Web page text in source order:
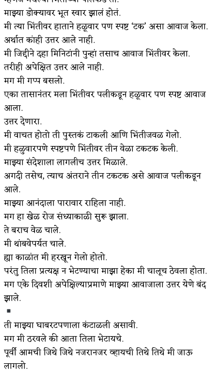
माझ्या डोक्यावर भूत स्वार झालं होतं.
मी त्या भिंतीवर हाताने हळूवार पण स्पष्ट ‘टक’ असा आवाज केला.
अर्थात कांही उत्तर आले नाही.
मी जिद्दीने दहा मिनिटांनी पुन्हां तसाच आवाज भिंतीवर केला.
तरीही अपेक्षित उत्तर आले नाही.
मग मी गप्प बसलो.
एका तासानंतर मला भिंतीवर पलीकडून हळूवार पण स्पष्ट आवाज
आला.
उत्तर देणारा.
मी वाचत होतो ती पुस्तकं टाकली आणि भिंतीजवळ गेलो.
मी हळुवारपणे स्पष्टपणे भिंतीवर तीन वेळा टकटक केली.
माझ्या संदेशाला लागलीच उत्तर मिळाले.
अगदी तसेच, त्याच अंतराने तीन टकटक असे आवाज पलीकडून
आले.
माझ्या आनंदाला पारावार राहिला नाही.
मग हा खेळ रोज संध्याकाळी सुरू झाला.
ते बराच वेळ चाले.
मी थांबवेपर्यत चाले.
ह्या काळांत मी हरखून गेलो होतो.
परंतु तिला प्रत्यक्ष न भेटण्याचा माझा हेका मी चालूच ठेवला होता.
मग एके दिवशी अपेक्षिल्याप्रमाणे माझ्या आवाजाला उत्तर येणे बंद
झाले.
ती माझ्या घाबरटपणाला कंटाळली असावी.
मग मी ठरवले की आता तिला भेटायचे.
पूर्वी आमची जिथे जिथे नजरानजर व्हायची तिथे तिथे मी जाऊ
लागलो.